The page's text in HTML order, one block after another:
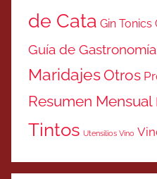
de Cata Gin Tonics
Guía de Gastronomía
MaridajesOtros
Resumen Mensual
Tintos Utensilios Vino